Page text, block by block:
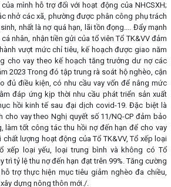
mình hỗ trợ đối với hoạt động của NHCSXH;
nhở các xã, phường được phân công phụ trách
nhất là nợ quá hạn, lãi tồn đọng.... Đẩy mạnh
nhân, nhận tiền gửi của tổ viên Tổ TK&VV đảm
vượt mức chỉ tiêu, kế hoạch được giao năm
cho vay theo kế hoạch tăng trưởng dư nợ các
2023 Trong đó tập trung rà soát hộ nghèo, cận
đủ điều kiện, có nhu cầu vay vốn để nâng mức
đáp ứng kịp thời nhu cầu phát triển sản xuất
hồi kinh tế sau đại dịch covid-19. Đặc biệt là
cho vay theo Nghị quyết số 11/NQ-CP đảm bảo
làm tốt công tác thu hồi nợ đến hạn để cho vay
lượng hoạt động của Tổ TK&VV, Tổ xếp loại
xếp loại yếu, loại trung bình và không có Tổ
trì tỷ lệ thu nợ đến hạn đạt trên 99%. Tăng cường
trợ thực hiện mục tiêu giảm nghèo đa chiều,
dựng nông thôn mới./.